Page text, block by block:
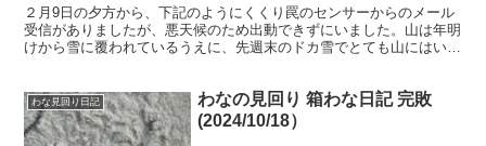
２月9日の夕方から、下記のようにくくり罠のセンサーからのメール
受信がありましたが、悪天候のため出動できずにいました。山は年明
けから雪に覆われているうえに、先週末のドカ雪でとても山にはいれ
わな見回り日記
わなの見回り 箱わな日記 完敗
(2024/10/18）